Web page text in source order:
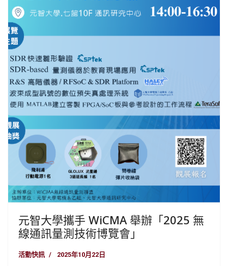
元智大學攜手 WiCMA 舉辦「2025 無
線通訊量測技術博覽會」
活動快訊 2025年10月22日